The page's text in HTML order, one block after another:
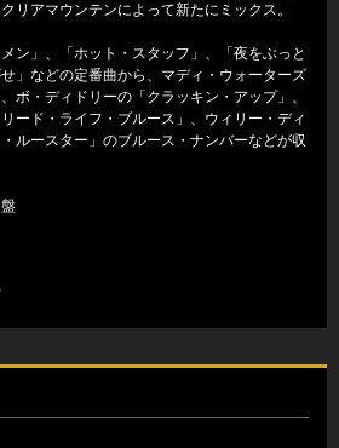
リアマウンテンによって新たにミックス。
ン」、「ホット・スタッフ」、「夜をぶっと
」などの定番曲から、マディ・ウォーターズ
ボ・ディドリーの「クラッキン・アップ」、
ード・ライフ・ブルース」、ウィリー・ディ
ルースター」のブルース・ナンバーなどが収